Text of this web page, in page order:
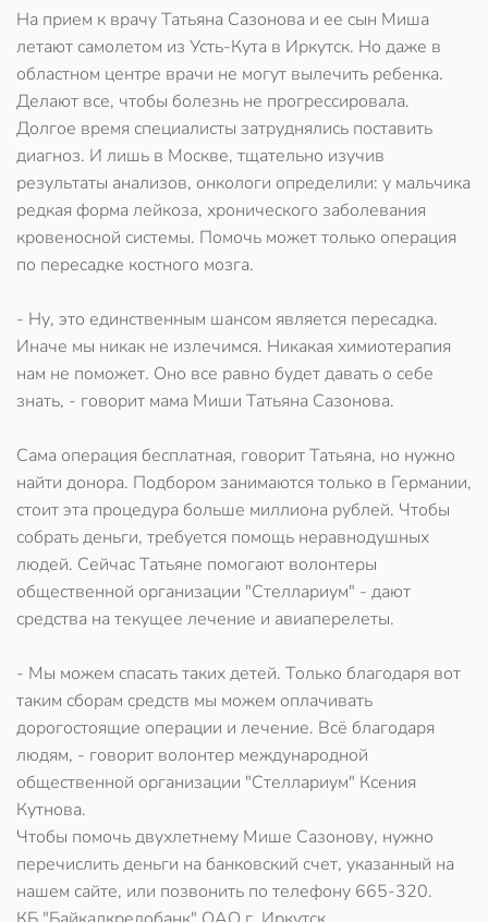
На прием к врачу Татьяна Сазонова и ее сын Миша
летают самолетом из Усть-Кута в Иркутск. Но даже в
областном центре врачи не могут вылечить ребенка.
Делают все, чтобы болезнь не прогрессировала.
Долгое время специалисты затруднялись поставить
диагноз. И лишь в Москве, тщательно изучив
результаты анализов, онкологи определили: у мальчика
редкая форма лейкоза, хронического заболевания
кровеносной системы. Помочь может только операция
по пересадке костного мозга.
- Ну, это единственным шансом является пересадка.
Иначе мы никак не излечимся. Никакая химиотерапия
нам не поможет. Оно все равно будет давать о себе
знать, - говорит мама Миши Татьяна Сазонова.
Сама операция бесплатная, говорит Татьяна, но нужно
найти донора. Подбором занимаются только в Германии,
стоит эта процедура больше миллиона рублей. Чтобы
собрать деньги, требуется помощь неравнодушных
людей. Сейчас Татьяне помогают волонтеры
общественной организации "Стеллариум" - дают
средства на текущее лечение и авиаперелеты.
- Мы можем спасать таких детей. Только благодаря вот
таким сборам средств мы можем оплачивать
дорогостоящие операции и лечение. Всё благодаря
людям, - говорит волонтер международной
общественной организации "Стеллариум" Ксения
Кутнова.
Чтобы помочь двухлетнему Мише Сазонову, нужно
перечислить деньги на банковский счет, указанный на
нашем сайте, или позвонить по телефону 665-320.